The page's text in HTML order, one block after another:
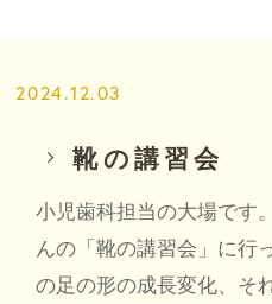
2024.12.03
靴の講習会
小児歯科担当の大場です
んの「靴の講習会」に行
の足の形の成長変化、そ